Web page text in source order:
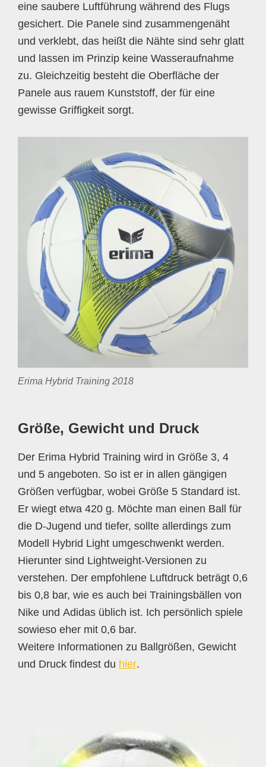
eine saubere Luftführung während des Flugs
gesichert. Die Panele sind zusammengenäht
und verklebt, das heißt die Nähte sind sehr glatt
und lassen im Prinzip keine Wasseraufnahme
zu. Gleichzeitig besteht die Oberfläche der
Panele aus rauem Kunststoff, der für eine
gewisse Griffigkeit sorgt.
Erima Hybrid Training 2018
Größe, Gewicht und Druck
Der Erima Hybrid Training wird in Größe 3, 4
und 5 angeboten. So ist er in allen gängigen
Größen verfügbar, wobei Größe 5 Standard ist.
Er wiegt etwa 420 g. Möchte man einen Ball für
die D-Jugend und tiefer, sollte allerdings zum
Modell Hybrid Light umgeschwenkt werden.
Hierunter sind Lightweight-Versionen zu
verstehen. Der empfohlene Luftdruck beträgt 0,6
bis 0,8 bar, wie es auch bei Trainingsbällen von
Nike und Adidas üblich ist. Ich persönlich spiele
sowieso eher mit 0,6 bar.
Weitere Informationen zu Ballgrößen, Gewicht
und Druck findest du hier.